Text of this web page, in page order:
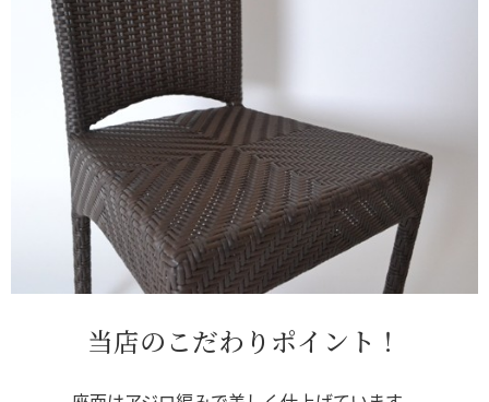
当店のこだわりポイント！